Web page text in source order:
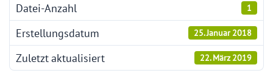
SERVICE
KONTAKT
Datei-Anzahl 1
Erstellungsdatum 25. Januar 2018
Zuletzt aktualisiert 22. März 2019